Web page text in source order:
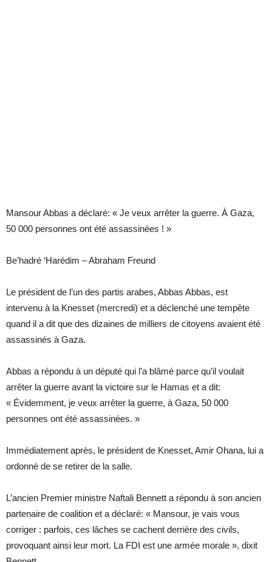
Mansour Abbas a déclaré: « Je veux arrêter la guerre. À Gaza,
50 000 personnes ont été assassinées ! »
Be’hadré ‘Harédim – Abraham Freund
Le président de l’un des partis arabes, Abbas Abbas, est
intervenu à la Knesset (mercredi) et a déclenché une tempête
quand il a dit que des dizaines de milliers de citoyens avaient été
assassinés à Gaza.
Abbas a répondu à un député qui l’a blâmé parce qu’il voulait
arrêter la guerre avant la victoire sur le Hamas et a dit:
« Évidemment, je veux arrêter la guerre, à Gaza, 50 000
personnes ont été assassinées. »
Immédiatement après, le président de Knesset, Amir Ohana, lui a
ordonné de se retirer de la salle.
L’ancien Premier ministre Naftali Bennett a répondu à son ancien
partenaire de coalition et a déclaré: « Mansour, je vais vous
corriger : parfois, ces lâches se cachent derrière des civils,
provoquant ainsi leur mort. La FDI est une armée morale », dixit